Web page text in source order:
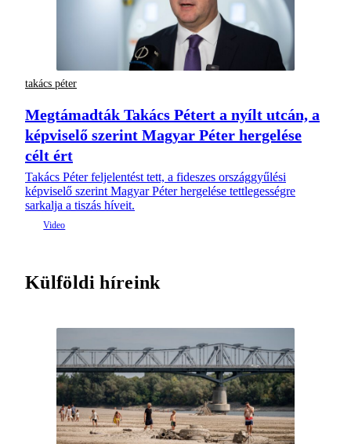
takács péter
Megtámadták Takács Pétert a nyílt utcán, a
képviselő szerint Magyar Péter hergelése
célt ért
Takács Péter feljelentést tett, a fideszes országgyűlési
képviselő szerint Magyar Péter hergelése tettlegességre
sarkalja a tiszás híveit.
Külföldi híreink